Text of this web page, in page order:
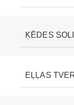
ĶĒDES
EĻĻAS